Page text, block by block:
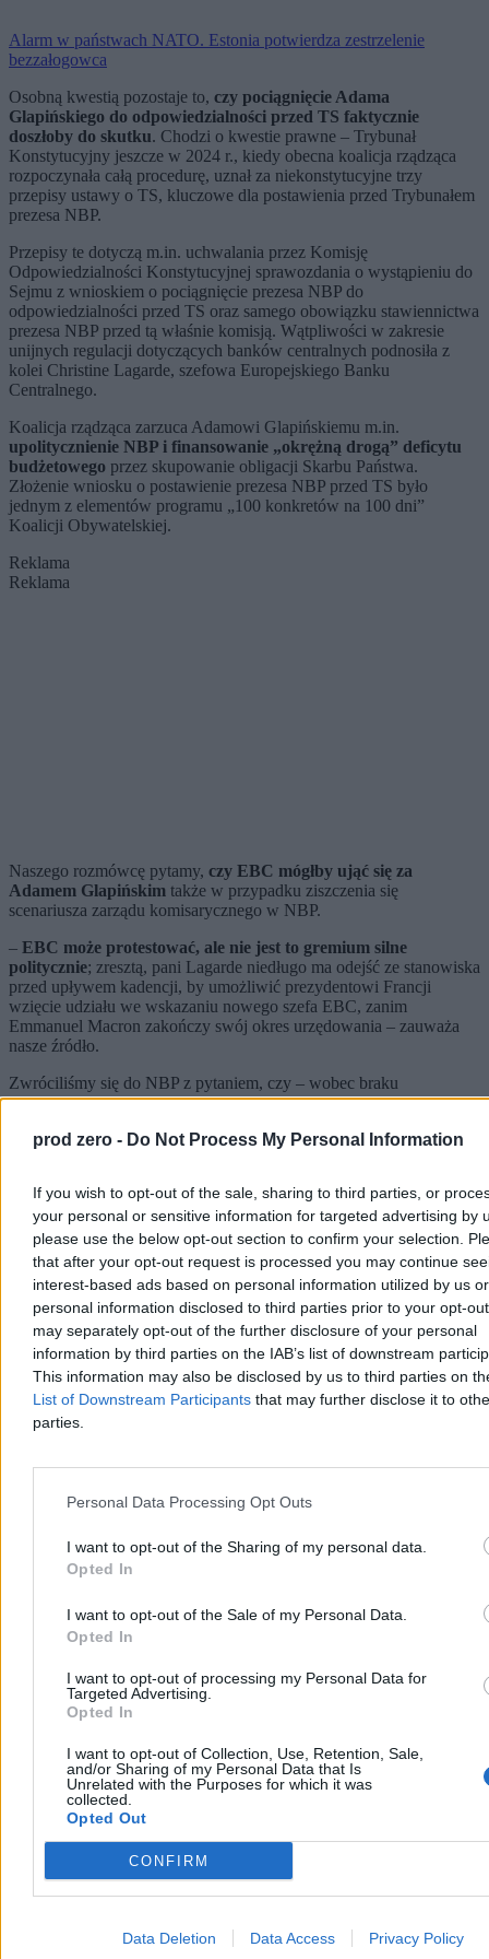
prod zero - Do Not Process My Personal Information
If you wish to opt-out of the sale, sharing to third parties, or
your personal or sensitive information for targeted advertising by
please use the below opt-out section to confirm your selection.
that after your opt-out request is processed you may continue
interest-based ads based on personal information utilized by us or
personal information disclosed to third parties prior to your opt-
may separately opt-out of the further disclosure of your personal
information by third parties on the IAB’s list of downstream
This information may also be disclosed by us to third parties on
List of Downstream Participants that may further disclose it to
parties.
Personal Data Processing Opt Outs
I want to opt-out of the Sharing of my personal data.
Opted In
I want to opt-out of the Sale of my Personal Data.
Opted In
I want to opt-out of processing my Personal Data for
Targeted Advertising.
Opted In
I want to opt-out of Collection, Use, Retention, Sale,
and/or Sharing of my Personal Data that Is
Unrelated with the Purposes for which it was
collected.
Opted Out
CONFIRM
Data Deletion Data Access Privacy Policy
Alarm w państwach NATO. Estonia potwierdza zestrzelenie
bezzałogowca
Osobną kwestią pozostaje to, czy pociągnięcie Adama
Glapińskiego do odpowiedzialności przed TS faktycznie
doszłoby do skutku. Chodzi o kwestie prawne – Trybunał
Konstytucyjny jeszcze w 2024 r., kiedy obecna koalicja rządząca
rozpoczynała całą procedurę, uznał za niekonstytucyjne trzy
przepisy ustawy o TS, kluczowe dla postawienia przed Trybunałem
prezesa NBP.
Przepisy te dotyczą m.in. uchwalania przez Komisję
Odpowiedzialności Konstytucyjnej sprawozdania o wystąpieniu do
Sejmu z wnioskiem o pociągnięcie prezesa NBP do
odpowiedzialności przed TS oraz samego obowiązku stawiennictwa
prezesa NBP przed tą właśnie komisją. Wątpliwości w zakresie
unijnych regulacji dotyczących banków centralnych podnosiła z
kolei Christine Lagarde, szefowa Europejskiego Banku
Centralnego.
Koalicja rządząca zarzuca Adamowi Glapińskiemu m.in.
upolitycznienie NBP i finansowanie „okrężną drogą” deficytu
budżetowego przez skupowanie obligacji Skarbu Państwa.
Złożenie wniosku o postawienie prezesa NBP przed TS było
jednym z elementów programu „100 konkretów na 100 dni”
Koalicji Obywatelskiej.
Reklama
Reklama
Naszego rozmówcę pytamy, czy EBC mógłby ująć się za
Adamem Glapińskim także w przypadku ziszczenia się
scenariusza zarządu komisarycznego w NBP.
– EBC może protestować, ale nie jest to gremium silne
politycznie; zresztą, pani Lagarde niedługo ma odejść ze stanowiska
przed upływem kadencji, by umożliwić prezydentowi Francji
wzięcie udziału we wskazaniu nowego szefa EBC, zanim
Emmanuel Macron zakończy swój okres urzędowania – zauważa
nasze źródło.
Zwróciliśmy się do NBP z pytaniem, czy – wobec braku
kontrasygnaty premiera na postanowieniach dotyczących powołania
kierował wnioski o powołanie do zarządu NBP innych osób albo
Najpopularniejsze
Polacy przestaną wpadać w podatkowe sidła? Rząd zapowiada
wyczekiwaną zmianę
Opalanie na koszt podatnika? Kontrowersyjna kontrola skarbówki
w Szczecinie
Wolą kasę od legitymacji, czyli jak w Warszawie „odpolityczniono”
spółki
„Nie grozi nam żaden blackout”. Polski operator uruchamia plan
specjalny
Polacy nie chcą iść na emeryturę. Liczba pracujących seniorów
wzrosła o połowę
potrzeby rosną
kieszeni obywateli”
Trump znów „podpalił” ceny ropy. Natychmiastowa reakcja rynków
Jest projekt ustawy o pracy platformowej. Kurierzy i taksówkarze
przejdą na etat?
Zboże z Ukrainy. Trwają poszukiwania zastępczych tras eksportu
Reklama
Reklama